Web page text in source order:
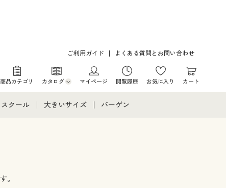
ご利用ガイド よくある質問とお問い合わせ
商品カテゴリ カタログ
カタログ・チラシからのご注文
マイページ 閲覧履歴 お気に入り カート
ト
クール
・ティーンズ下着
大きいサイズ バーゲン
。